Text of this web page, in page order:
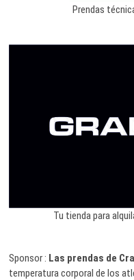
Prendas
Tu tienda para
Sponsor : Las prendas de
temperatura corporal de los